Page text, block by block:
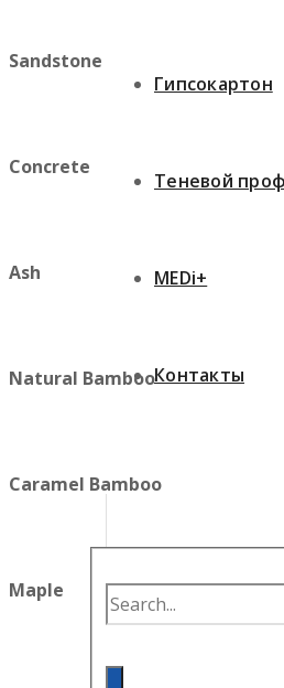
Гипсокартон
Теневой
MEDi+
Контакты
Sandstone
Concrete
Ash
Natural Bamboo
Caramel Bamboo
Maple